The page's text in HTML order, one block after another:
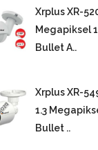
Xrplus XR-
Megapiksel
Bullet A..
Xrplus XR-
1.3
Bullet ..